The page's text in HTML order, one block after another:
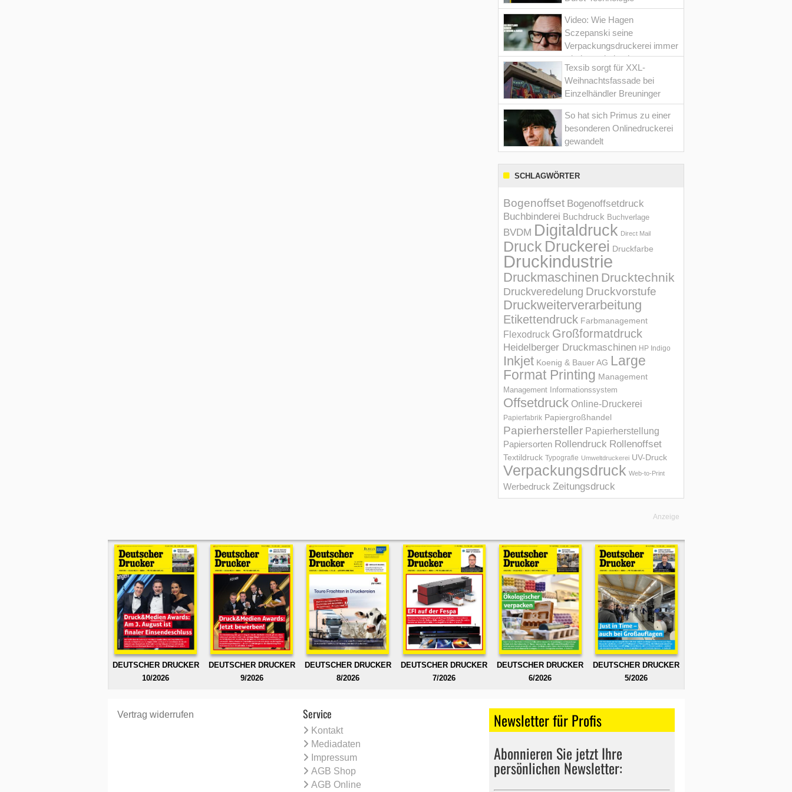
Video: Wie Hagen
Sczepanski seine
Verpackungsdruckerei immer
wieder optimiert hat
Texsib sorgt für XXL-
Weihnachtsfassade bei
Einzelhändler Breuninger
So hat sich Primus zu einer
besonderen Onlinedruckerei
gewandelt
SCHLAGWÖRTER
Bogenoffset Bogenoffsetdruck
Buchbinderei Buchdruck Buchverlage
BVDM Digitaldruck Direct Mail
Druck Druckerei Druckfarbe
Druckindustrie
Druckmaschinen Drucktechnik
Druckveredelung Druckvorstufe
Druckweiterverarbeitung
Etikettendruck Farbmanagement
Flexodruck Großformatdruck
Heidelberger Druckmaschinen HP Indigo
Inkjet Koenig & Bauer AG Large
Format Printing Management
Management Informations­system
Offsetdruck Online-Druckerei
Papierfabrik Papiergroßhandel
Papierhersteller Papierherstellung
Papiersorten Rollendruck Rollenoffset
Textildruck Typografie Umweltdruckerei UV-Druck
Verpackungsdruck Web-to-Print
Werbedruck Zeitungsdruck
Anzeige
DEUTSCHER DRUCKER
10/2026
DEUTSCHER DRUCKER
9/2026
DEUTSCHER DRUCKER
8/2026
DEUTSCHER DRUCKER
7/2026
DEUTSCHER DRUCKER
6/2026
DEUTSCHER DRUCKER
5/2026
Vertrag widerrufen Service
Kontakt
Mediadaten
Impressum
AGB Shop
AGB Online
Newsletter für Profis
Abonnieren Sie jetzt Ihre
persönlichen Newsletter: